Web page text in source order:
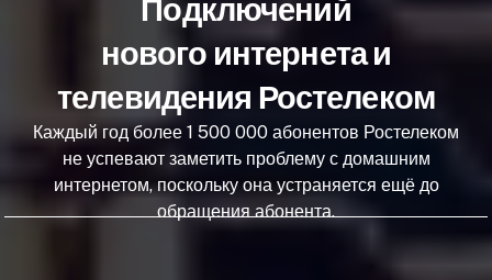
Подключений
нового интернета и
телевидения Ростелеком
Каждый год более 1 500 000 абонентов Ростелеком
не успевают заметить проблему с домашним
интернетом, поскольку она устраняется ещё до
обращения абонента.